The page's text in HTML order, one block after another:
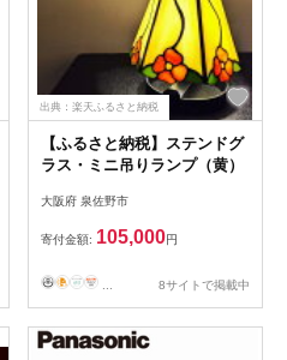
出典：楽天ふるさと納税
【ふるさと納税】ステンドグ
ラス・ミニ吊りランプ（黄）
大阪府 泉佐野市
寄付金額: 105,000円
8サイトで掲載中